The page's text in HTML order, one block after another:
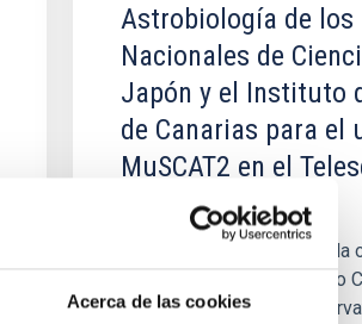
Acerca de las cookies
Astrobiología de
Nacionales de
Japón y el Instituto
de Canarias para el
MuSCAT2 en el
Sánchez
El objeto del convenio es la
MuSCAT2 en el Telescopio
(TCS), ubicado en el